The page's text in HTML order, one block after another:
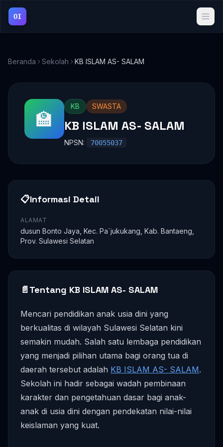
OI
Beranda Sekolah KB ISLAM AS- SALAM
🏫
KB SWASTA
KB ISLAM AS- SALAM
NPSN: 70055037
📋Informasi Detail
ALAMAT
dusun Bonto Jaya, Kec. Pa`jukukang, Kab. Bantaeng,
Prov. Sulawesi Selatan
📄Tentang KB ISLAM AS- SALAM
Mencari pendidikan anak usia dini yang
berkualitas di wilayah Sulawesi Selatan kini
semakin mudah. Salah satu lembaga pendidikan
yang menjadi pilihan utama bagi orang tua di
daerah tersebut adalah KB ISLAM AS- SALAM.
Sekolah ini hadir sebagai wadah pembinaan
karakter dan pengetahuan dasar bagi anak-
anak di usia dini dengan pendekatan nilai-nilai
keislaman yang kuat.